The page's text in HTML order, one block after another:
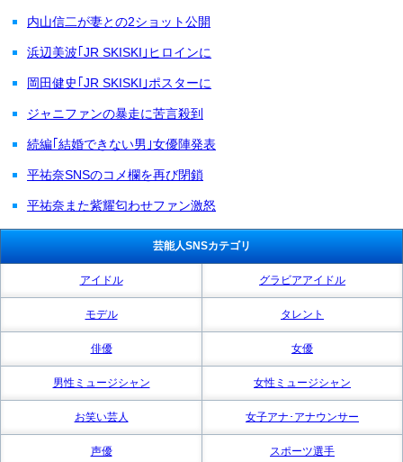
内山信二が妻との2ショット公開
浜辺美波｢JR SKISKI｣ヒロインに
岡田健史｢JR SKISKI｣ポスターに
ジャニファンの暴走に苦言殺到
続編｢結婚できない男｣女優陣発表
平祐奈SNSのコメ欄を再び閉鎖
平祐奈また紫耀匂わせファン激怒
芸能人SNSカテゴリ
アイドル グラビアアイドル
モデル タレント
俳優 女優
男性ミュージシャン 女性ミュージシャン
お笑い芸人 女子アナ･アナウンサー
声優 スポーツ選手